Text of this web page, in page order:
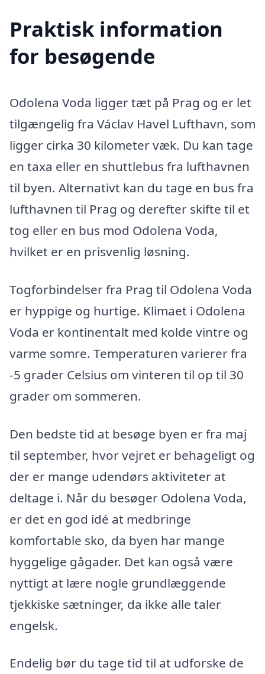
Praktisk information
for besøgende
Odolena Voda ligger tæt på Prag og er let
tilgængelig fra Václav Havel Lufthavn, som
ligger cirka 30 kilometer væk. Du kan tage
en taxa eller en shuttlebus fra lufthavnen
til byen. Alternativt kan du tage en bus fra
lufthavnen til Prag og derefter skifte til et
tog eller en bus mod Odolena Voda,
hvilket er en prisvenlig løsning.
Togforbindelser fra Prag til Odolena Voda
er hyppige og hurtige. Klimaet i Odolena
Voda er kontinentalt med kolde vintre og
varme somre. Temperaturen varierer fra
-5 grader Celsius om vinteren til op til 30
grader om sommeren.
Den bedste tid at besøge byen er fra maj
til september, hvor vejret er behageligt og
der er mange udendørs aktiviteter at
deltage i. Når du besøger Odolena Voda,
er det en god idé at medbringe
komfortable sko, da byen har mange
hyggelige gågader. Det kan også være
nyttigt at lære nogle grundlæggende
tjekkiske sætninger, da ikke alle taler
engelsk.
Endelig bør du tage tid til at udforske de